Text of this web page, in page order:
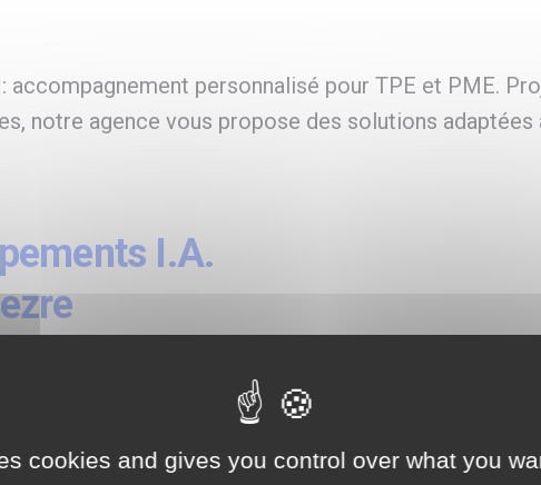
accompagnement personnalisé pour TPE et PME.
notre agence vous propose des solutions adaptées
I.A.
l'IA et
Rennes
cookies and gives you control over what you